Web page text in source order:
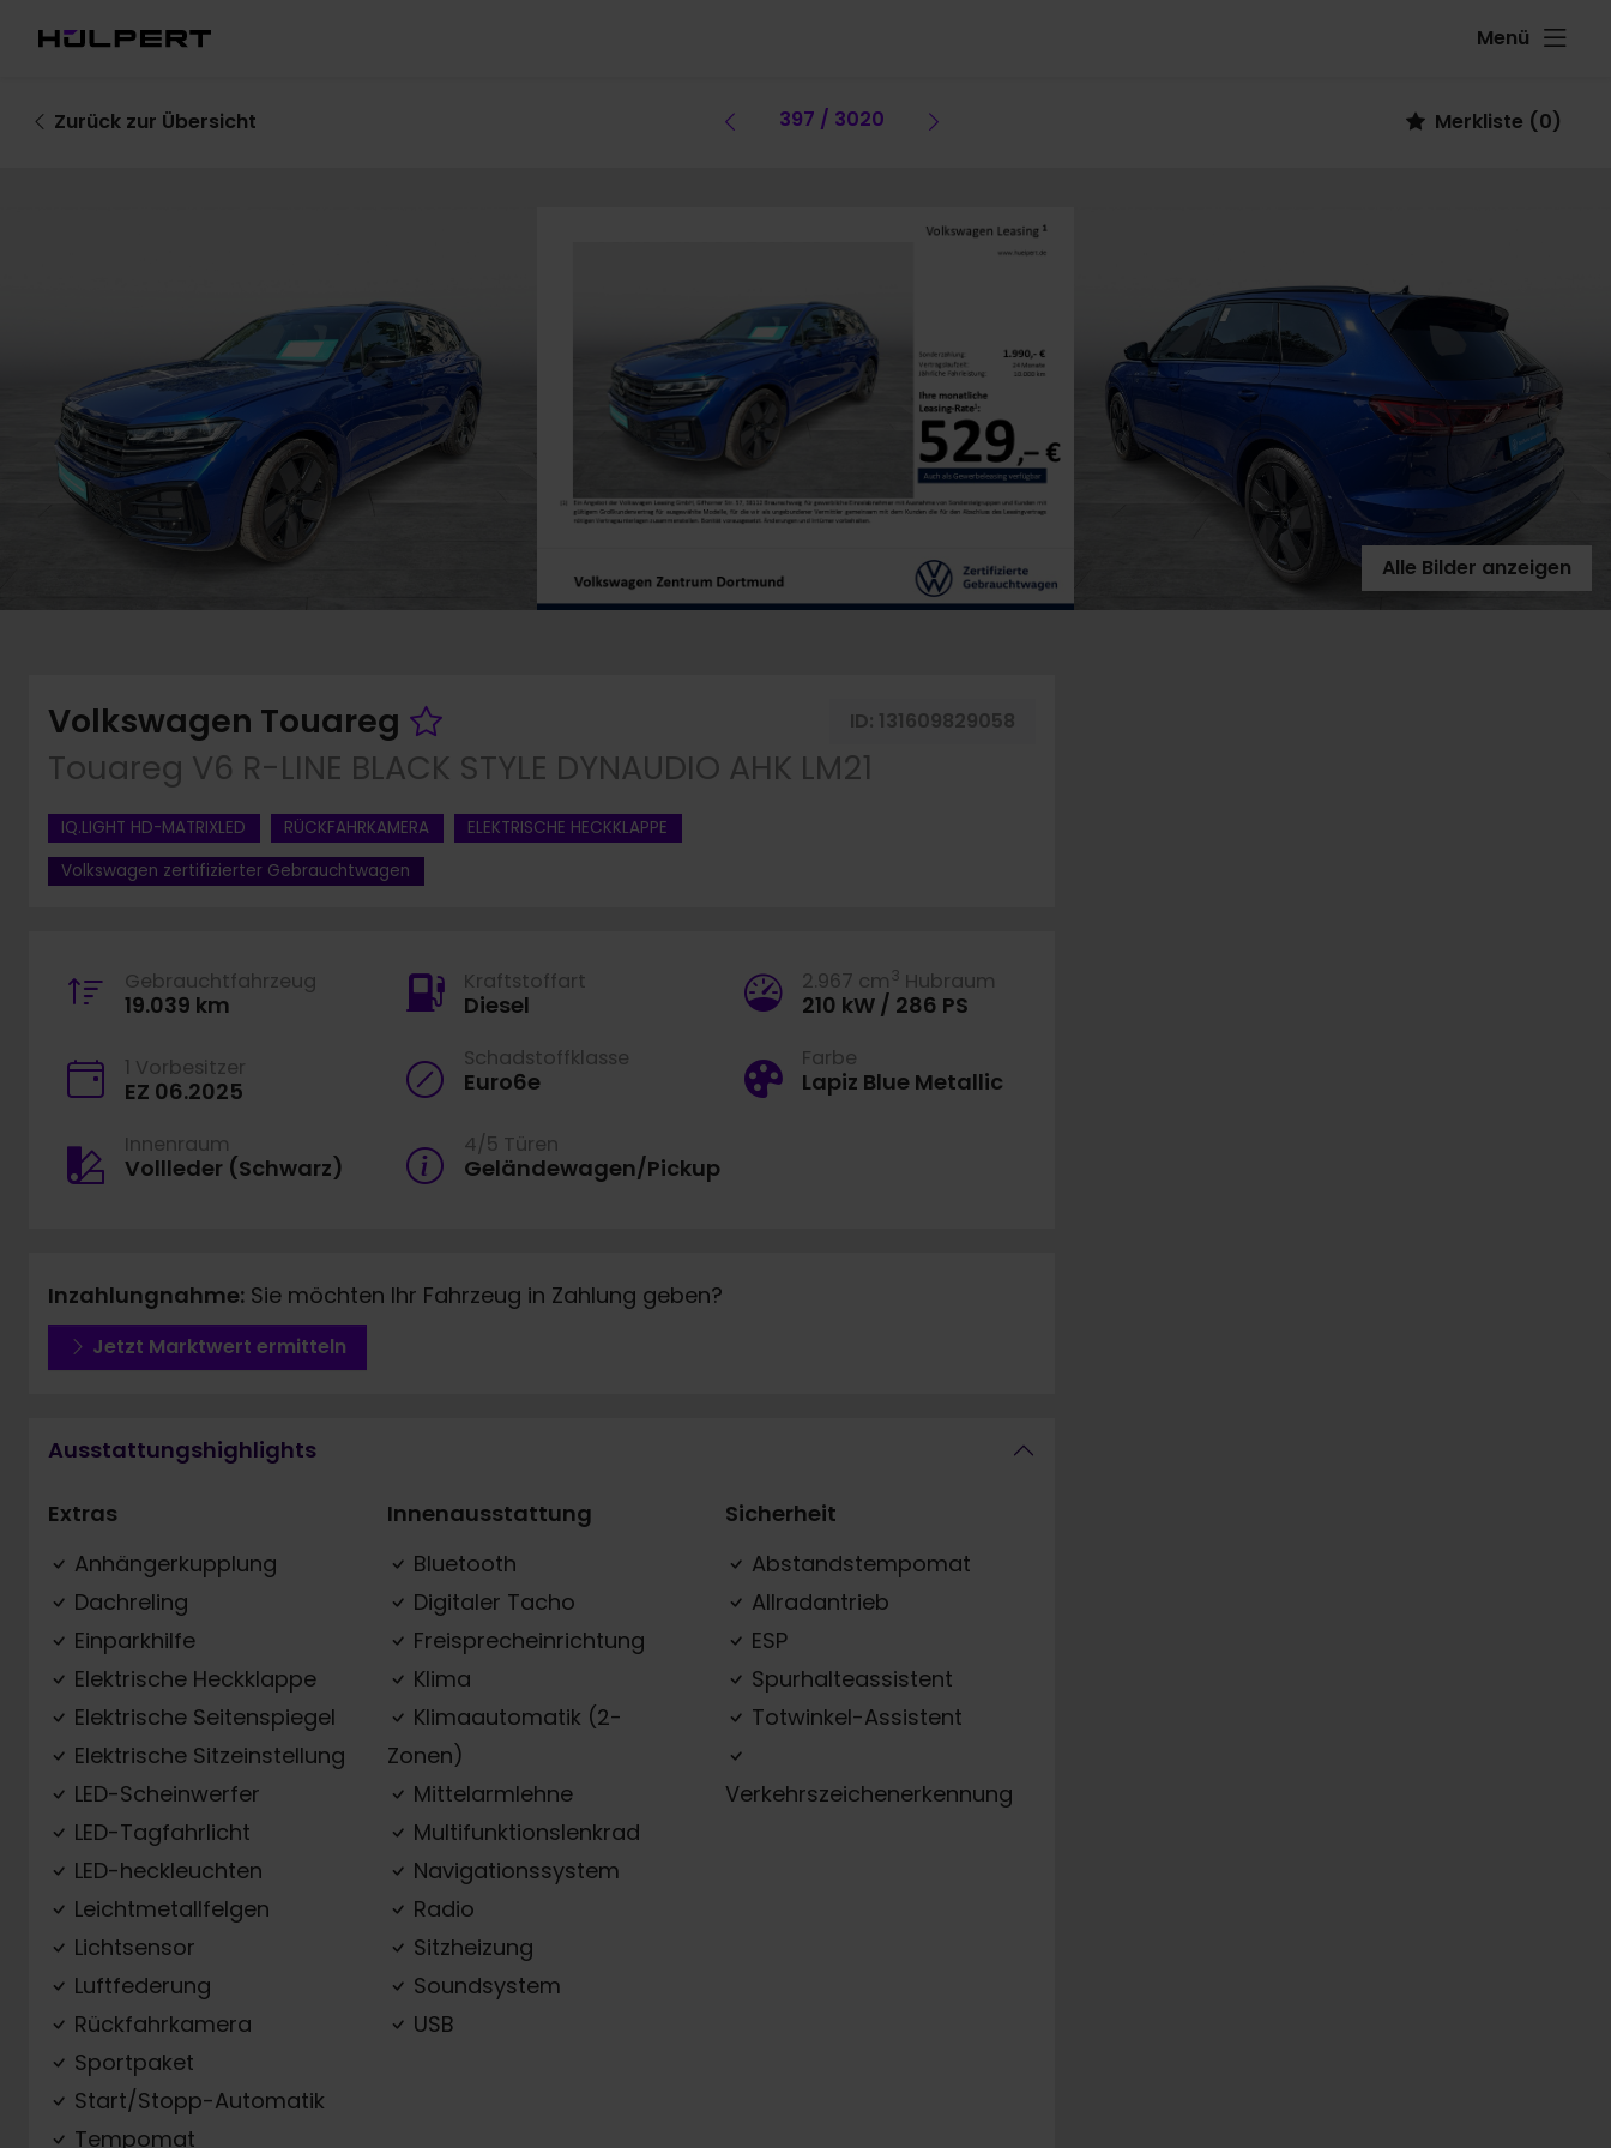
Menü
Zurück zur Übersicht Vorheriges Fahrzeug
397 / 3020 Merkliste (0)
Alle Bilder anzeigen
Volkswagen Touareg Fahrzeug merken ID: 131609829058
Touareg V6 R-LINE BLACK STYLE DYNAUDIO AHK LM21
IQ.LIGHT HD-MATRIXLED RÜCKFAHRKAMERA
ELEKTRISCHE HECKKLAPPE
Volkswagen zertifizierter Gebrauchtwagen
Gebrauchtfahrzeug
19.039 km
Kraftstoffart
Diesel
2.967 cm 3 Hubraum
210 kW / 286 PS
1 Vorbesitzer
EZ 06.2025
Schadstoffklasse
Euro6e
Farbe
Lapiz Blue Metallic
Innenraum
Vollleder (Schwarz)
4/5 Türen
Geländewagen/Pickup
Inzahlungnahme: Sie möchten Ihr Fahrzeug in Zahlung geben?
Jetzt Marktwert ermitteln
Ausstattungshighlights
Extras
Anhängerkupplung
Dachreling
Einparkhilfe
Elektrische Heckklappe
Elektrische Seitenspiegel
Elektrische Sitzeinstellung
LED-Scheinwerfer
LED-Tagfahrlicht
LED-heckleuchten
Leichtmetallfelgen
Lichtsensor
Luftfederung
Rückfahrkamera
Sportpaket
Start/Stopp-Automatik
Tempomat
Innenausstattung
Bluetooth
Digitaler Tacho
Freisprecheinrichtung
Klima
Klimaautomatik (2-
Zonen)
Mittelarmlehne
Multifunktionslenkrad
Navigationssystem
Radio
Sitzheizung
Soundsystem
USB
Sicherheit
Abstandstempomat
Allradantrieb
ESP
Spurhalteassistent
Totwinkel-Assistent
Verkehrszeichenerkennung